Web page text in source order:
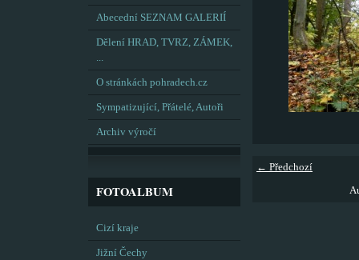
Abecední SEZNAM GALERIÍ
Dělení HRAD, TVRZ, ZÁMEK,
...
O stránkách pohradech.cz
Sympatizující, Přátelé, Autoři
Archiv výročí
FOTOALBUM
Cizí kraje
Jižní Čechy
← Předchozí